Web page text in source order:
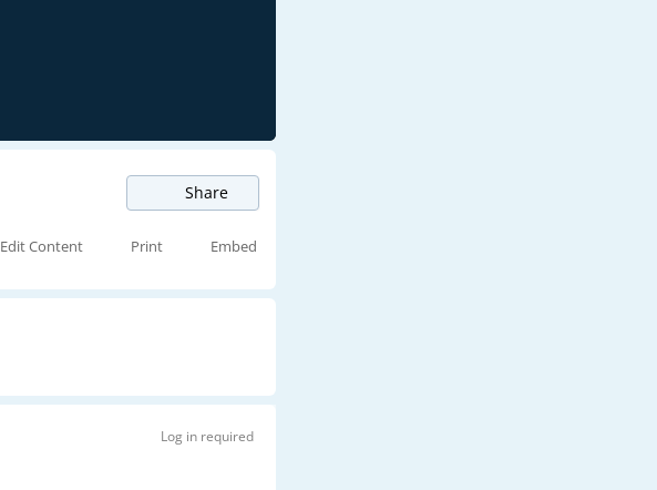
Share
Edit Content Print Embed
Log in required